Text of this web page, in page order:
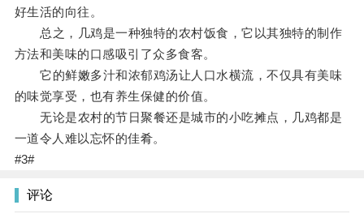
好生活的向往。
总之，几鸡是一种独特的农村饭食，它以其独特的制作
方法和美味的口感吸引了众多食客。
它的鲜嫩多汁和浓郁鸡汤让人口水横流，不仅具有美味
的味觉享受，也有养生保健的价值。
无论是农村的节日聚餐还是城市的小吃摊点，几鸡都是
一道令人难以忘怀的佳肴。
#3#
评论